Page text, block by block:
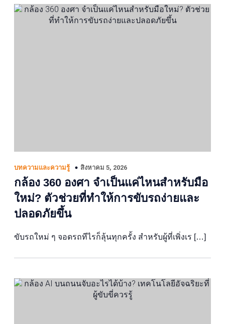
บทความและความรู้ สิงหาคม 5, 2026
กล้อง 360 องศา จำเป็นแค่ไหนสำหรับมือ
ใหม่? ตัวช่วยที่ทำให้การขับรถง่ายและ
ปลอดภัยขึ้น
ขับรถใหม่ ๆ จอดรถทีไรก็ลุ้นทุกครั้ง สำหรับผู้ที่เพิ่งเร […]